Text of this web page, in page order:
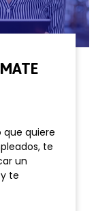
que quiere
te
un
te